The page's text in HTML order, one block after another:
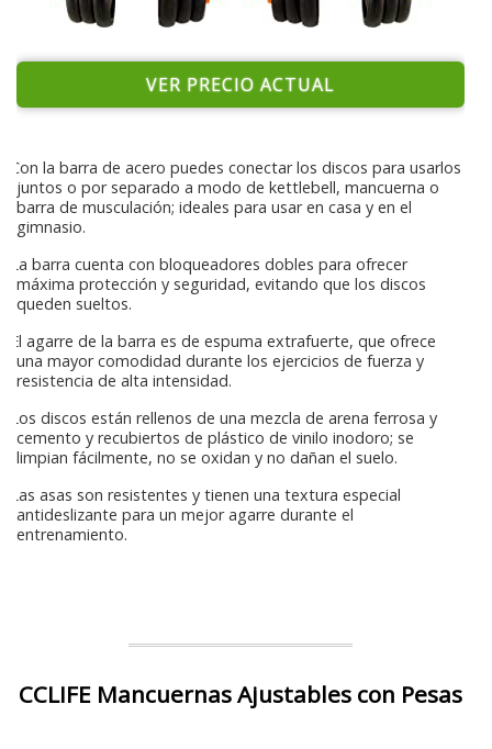
VER PRECIO ACTUAL
Con la barra de acero puedes conectar los discos para usarlos
juntos o por separado a modo de kettlebell, mancuerna o
barra de musculación; ideales para usar en casa y en el
gimnasio.
La barra cuenta con bloqueadores dobles para ofrecer
máxima protección y seguridad, evitando que los discos
queden sueltos.
El agarre de la barra es de espuma extrafuerte, que ofrece
una mayor comodidad durante los ejercicios de fuerza y
resistencia de alta intensidad.
Los discos están rellenos de una mezcla de arena ferrosa y
cemento y recubiertos de plástico de vinilo inodoro; se
limpian fácilmente, no se oxidan y no dañan el suelo.
Las asas son resistentes y tienen una textura especial
antideslizante para un mejor agarre durante el
entrenamiento.
CCLIFE Mancuernas Ajustables con Pesas